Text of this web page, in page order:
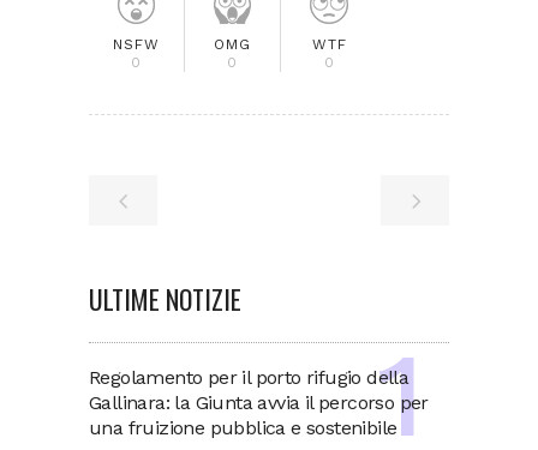
NSFW
0
OMG
0
WTF
0
ULTIME NOTIZIE
Regolamento per il porto rifugio della
Gallinara: la Giunta avvia il percorso per
una fruizione pubblica e sostenibile